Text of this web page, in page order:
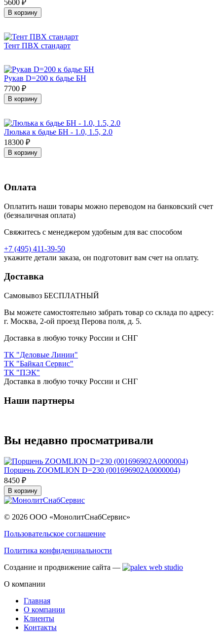
5600 ₽
В корзину
Тент ПВХ стандарт
Рукав D=200 к бадье БН
7700 ₽
В корзину
Люлька к бадье БН - 1.0, 1.5, 2.0
18300 ₽
В корзину
Оплата
Оплатить наши товары можно переводом на банковский счет
(безналичная оплата)
Свяжитесь с менеджером удобным для вас способом
+7 (495) 411-39-50
укажите детали заказа, он подготовит вам счет на оплату.
Доставка
Самовывоз БЕСПЛАТНЫЙ
Вы можете самостоятельно забрать товар со склада по адресу:
г. Москва, 2-ой проезд Перова поля, д. 5.
Доставка в любую точку России и СНГ
ТК "Деловые Линии"
ТК "Байкал Сервис"
ТК "ПЭК"
Доставка в любую точку России и СНГ
Наши партнеры
Вы недавно просматривали
Поршень ZOOMLION D=230 (001696902A0000004)
8450 ₽
В корзину
© 2026 ООО «МонолитСнабСервис»
Пользовательское соглашение
Политика конфиденциальности
Создание и продвижение сайта —
О компании
Главная
О компании
Клиенты
Контакты